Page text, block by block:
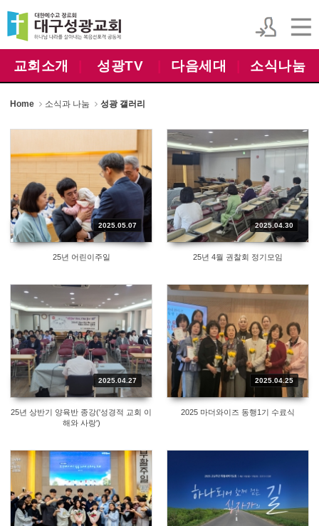
교회소개 성광TV 다음세대 소식나눔
Home 소식과 나눔 성광 갤러리
2025.05.07
25년 어린이주일
2025.04.30
25년 4월 권찰회 정기모임
2025.04.27
25년 상반기 양육반 종강('성경적 교회 이
해와 사랑')
2025.04.25
2025 마더와이즈 동행1기 수료식